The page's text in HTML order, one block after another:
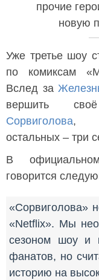
прочие
новую
Уже третье шоу
по комиксам
Вслед за
вершить
Сорвиголова,
остальных – три
В
говорится
«Сорвиголова»
«Netflix». Мы
сезоном шоу и
фанатов, но
историю на